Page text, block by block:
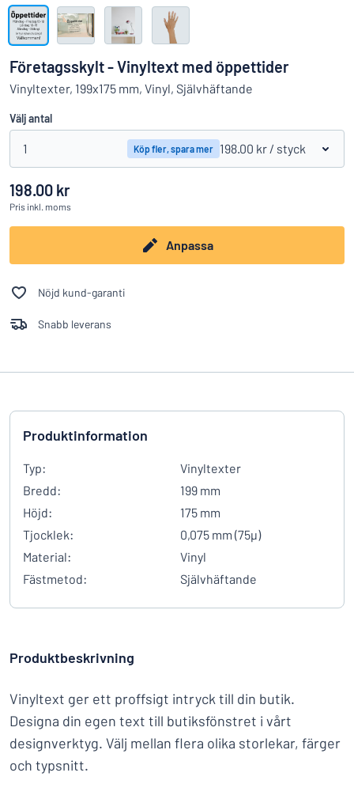
Hittar du inte det du söker? Börja designa din skylt
Visa alla kategorier
Logga
in
Kundservice
Privatperson Företag
Företagsskylt - Vinyltext med öppettider
Vinyltexter, 199x175 mm, Vinyl, Självhäftande
Välj antal
1 Köp fler, spara mer 198.00 kr / styck
198.00 kr
Pris inkl. moms
Anpassa
Nöjd kund-garanti
Snabb leverans
Produktinformation
Typ:
Vinyltexter
Bredd:
199 mm
Höjd:
175 mm
Tjocklek:
0,075 mm (75µ)
Material:
Vinyl
Fästmetod:
Självhäftande
Produktbeskrivning
Vinyltext ger ett proffsigt intryck till din butik.
Designa din egen text till butiksfönstret i vårt
designverktyg. Välj mellan flera olika storlekar, färger
och typsnitt.